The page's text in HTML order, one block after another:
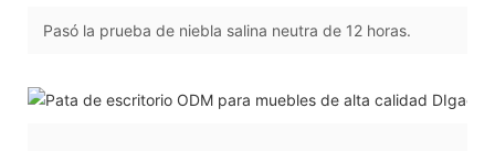
Pasó la prueba de niebla salina neutra de 12 horas.